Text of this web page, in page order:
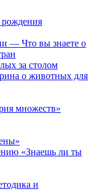
рождения
— Что вы знаете о
за столом
о животных для
множеств»
«Знаешь ли ты
и